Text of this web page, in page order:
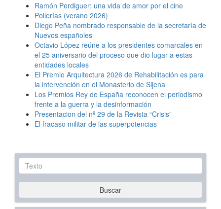
Ramón Perdiguer: una vida de amor por el cine
Pollerías (verano 2026)
Diego Peña nombrado responsable de la secretaría de
Nuevos españoles
Octavio López reúne a los presidentes comarcales en
el 25 aniversario del proceso que dio lugar a estas
entidades locales
El Premio Arquitectura 2026 de Rehabilitación es para
la intervención en el Monasterio de Sijena
Los Premios Rey de España reconocen el periodismo
frente a la guerra y la desinformación
Presentacion del nº 29 de la Revista “Crisis”
El fracaso militar de las superpotencias
Texto
Buscar